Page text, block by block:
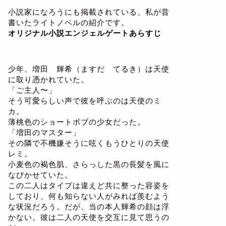
小説家になろうにも掲載されている、私が昔
書いたライトノベルの紹介です。
オリジナル小説エンジェルゲートあらすじ
少年、増田 輝希（ますだ てるき）は天使
に取り憑かれていた。
「ご主人〜」
そう可愛らしい声で彼を呼ぶのは天使のミ
カ。
薄桃色のショートボブの少女だった。
「増田のマスター」
その隣で不機嫌そうに呟くもうひとりの天使
レミ。
小麦色の褐色肌、さらっした黒の長髪を風に
なびかせていた。
この二人はタイプは違えど共に整った容姿を
しており、何も知らない人がみれば羨むよう
な状況だろう。だが、当の本人輝希の顔は浮
かない。彼は二人の天使を交互に見て思うの